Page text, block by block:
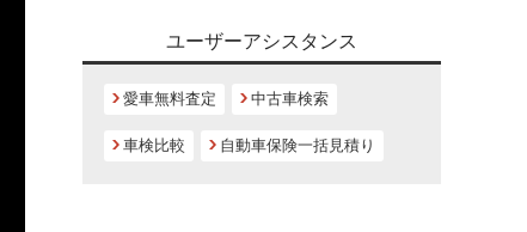
ユーザーアシスタンス
愛車無料査定 中古車検索
車検比較 自動車保険一括見積り